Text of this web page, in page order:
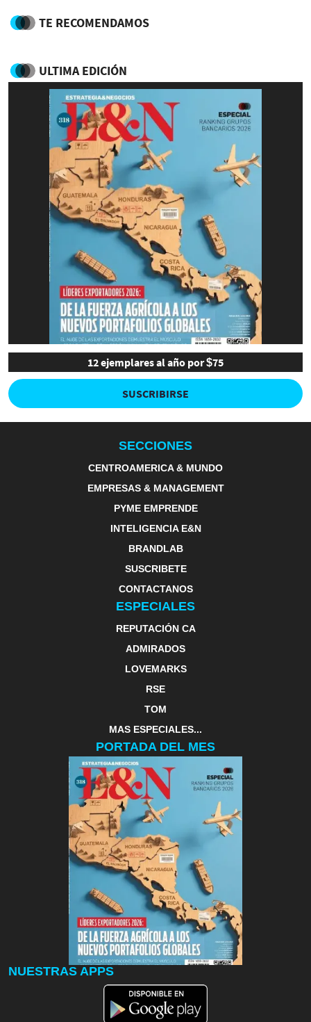
TE RECOMENDAMOS
ULTIMA EDICIÓN
12 ejemplares al año por $75
SUSCRIBIRSE
SECCIONES
CENTROAMERICA & MUNDO
EMPRESAS & MANAGEMENT
PYME EMPRENDE
INTELIGENCIA E&N
BRANDLAB
SUSCRIBETE
CONTACTANOS
ESPECIALES
REPUTACIÓN CA
ADMIRADOS
LOVEMARKS
RSE
TOM
MAS ESPECIALES...
PORTADA DEL MES
NUESTRAS APPS